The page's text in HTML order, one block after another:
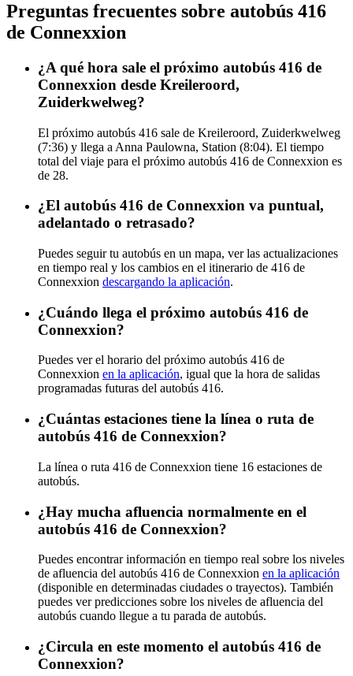
Preguntas frecuentes sobre autobús 416
de Connexxion
¿A qué hora sale el próximo autobús 416 de
Connexxion desde Kreileroord,
Zuiderkwelweg?
El próximo autobús 416 sale de Kreileroord, Zuiderkwelweg
(7:36) y llega a Anna Paulowna, Station (8:04). El tiempo
total del viaje para el próximo autobús 416 de Connexxion es
de 28.
¿El autobús 416 de Connexxion va puntual,
adelantado o retrasado?
Puedes seguir tu autobús en un mapa, ver las actualizaciones
en tiempo real y los cambios en el itinerario de 416 de
Connexxion descargando la aplicación.
¿Cuándo llega el próximo autobús 416 de
Connexxion?
Puedes ver el horario del próximo autobús 416 de
Connexxion en la aplicación, igual que la hora de salidas
programadas futuras del autobús 416.
¿Cuántas estaciones tiene la línea o ruta de
autobús 416 de Connexxion?
La línea o ruta 416 de Connexxion tiene 16 estaciones de
autobús.
¿Hay mucha afluencia normalmente en el
autobús 416 de Connexxion?
Puedes encontrar información en tiempo real sobre los niveles
de afluencia del autobús 416 de Connexxion en la aplicación
(disponible en determinadas ciudades o trayectos). También
puedes ver predicciones sobre los niveles de afluencia del
autobús cuando llegue a tu parada de autobús.
¿Circula en este momento el autobús 416 de
Connexxion?